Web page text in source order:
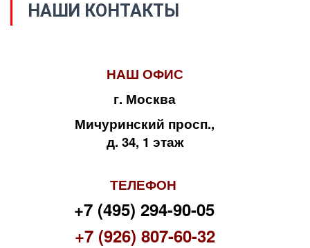
НАШИ КОНТАКТЫ
НАШ ОФИС
г. Москва
Мичуринский просп.,
д. 34, 1 этаж
ТЕЛЕФОН
+7 (495) 294-90-05
+7 (926) 807-60-32